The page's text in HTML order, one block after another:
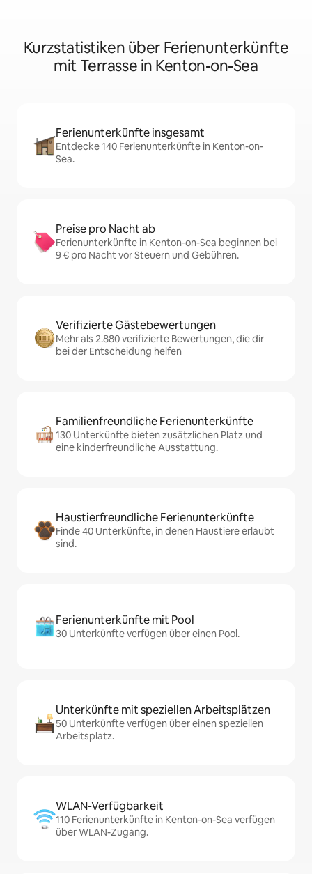
Kurzstatistiken über Ferienunterkünfte
mit Terrasse in Kenton-on-Sea
Ferienunterkünfte insgesamt
Entdecke 140 Ferienunterkünfte in Kenton-on-
Sea.
Preise pro Nacht ab
Ferienunterkünfte in Kenton-on-Sea beginnen bei
9 € pro Nacht vor Steuern und Gebühren.
Verifizierte Gästebewertungen
Mehr als 2.880 verifizierte Bewertungen, die dir
bei der Entscheidung helfen
Familienfreundliche Ferienunterkünfte
130 Unterkünfte bieten zusätzlichen Platz und
eine kinderfreundliche Ausstattung.
Haustierfreundliche Ferienunterkünfte
Finde 40 Unterkünfte, in denen Haustiere erlaubt
sind.
Ferienunterkünfte mit Pool
30 Unterkünfte verfügen über einen Pool.
Unterkünfte mit speziellen Arbeitsplätzen
50 Unterkünfte verfügen über einen speziellen
Arbeitsplatz.
WLAN-Verfügbarkeit
110 Ferienunterkünfte in Kenton-on-Sea verfügen
über WLAN-Zugang.